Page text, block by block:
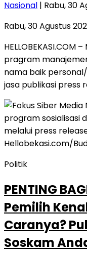
Nasional | Rabu, 30
Rabu, 30 Agustus
HELLOBEKASI.COM
pragram
nama baik
jasa publikasi press
Politik
PENTING
Pemilih
Caranya?
Soskam